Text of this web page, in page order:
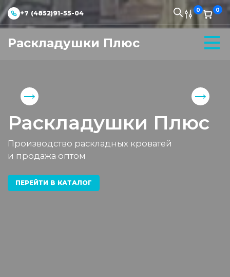
+7 (4852)91-55-04 0 0
Раскладушки Плюс
Раскладушки Плюс
Производство раскладных кроватей
и продажа оптом
ПЕРЕЙТИ В КАТАЛОГ